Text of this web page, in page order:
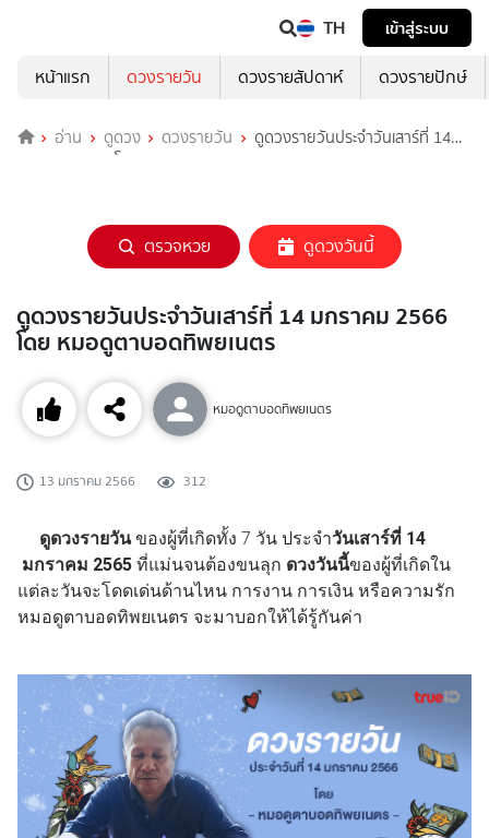
TH
เข้าสู่ระบบ
หน้าแรก
ดวงรายวัน ดวงรายสัปดาห์ ดวงรายปักษ์
อ่าน ดูดวง ดวงรายวัน
ดูดวงรายวันประจำวันเสาร์ที่ 14
มกราคม 2566 โดย หมอดูตาบอดทิพยเนตร
ตรวจหวย ดูดวงวันนี้
ดูดวงรายวันประจำวันเสาร์ที่ 14 มกราคม 2566
โดย หมอดูตาบอดทิพยเนตร
หมอดูตาบอดทิพยเนตร
13 มกราคม 2566 312
ดูดวงรายวันของผู้ที่เกิดทั้ง 7 วัน ประจำวันเสาร์ที่ 14
มกราคม 2565 ที่แม่นจนต้องขนลุก ดวงวันนี้ของผู้ที่เกิดใน
แต่ละวันจะโดดเด่นด้านไหน การงาน การเงิน หรือความรัก
หมอดูตาบอดทิพยเนตร จะมาบอกให้ได้รู้กันค่า